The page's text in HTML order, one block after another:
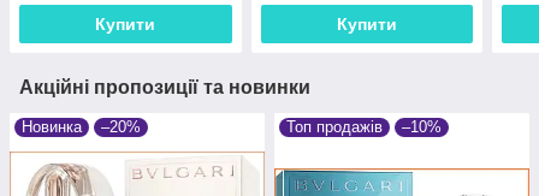
Купити Купити
Акційні пропозиції та новинки
Новинка –20% Топ продажів –10%